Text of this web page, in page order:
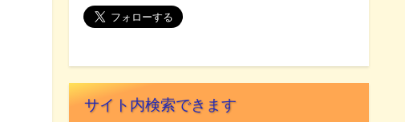
サイト内検索できます